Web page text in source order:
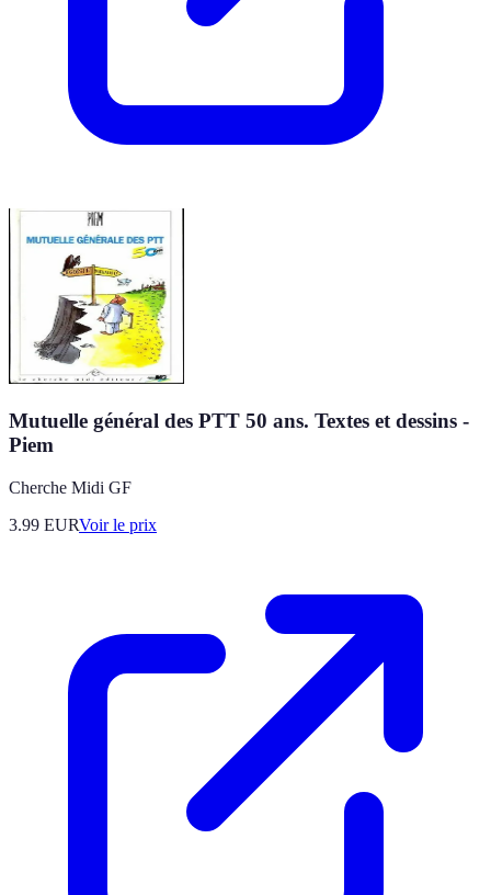
Mutuelle général des PTT 50 ans. Textes et dessins -
Piem
Cherche Midi GF
3.99 EURVoir le prix